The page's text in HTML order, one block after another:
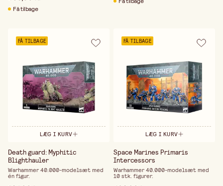
Få tilbage
FÅ TILBAGE
LÆG I KURV
Death guard: Myphitic
Blighthauler
Warhammer 40.000-modelsæt med
én figur.
FÅ TILBAGE
LÆG I KURV
Space Marines Primaris
Intercessors
Warhammer 40.000-modelsæt med
10 stk. figurer.